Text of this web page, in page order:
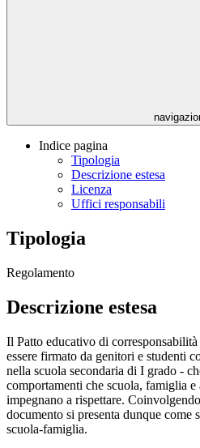
Indice pagina
Tipologia
Descrizione estesa
Licenza
Uffici responsabili
Tipologia
Regolamento
Descrizione estesa
Il Patto educativo di
essere firmato da genitori e studenti
nella scuola secondaria di I grado -
comportamenti che scuola, famiglia
impegnano a rispettare.
documento si presenta dunque come
scuola-famiglia.